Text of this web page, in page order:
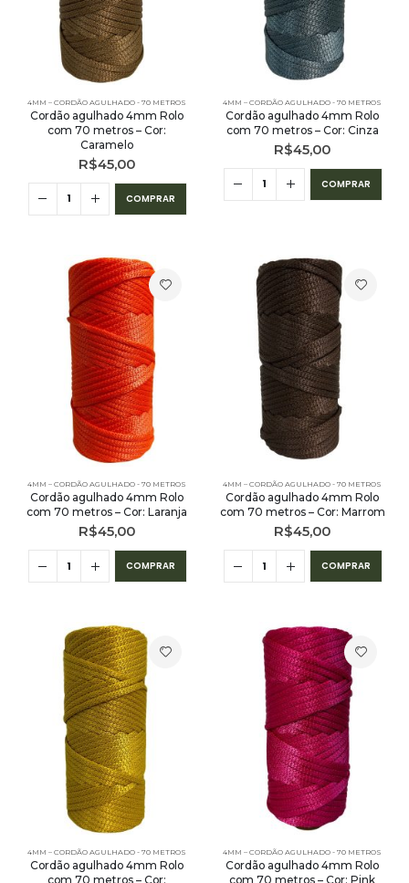
4MM – CORDÃO AGULHADO - 70 METROS
Cordão agulhado 4mm Rolo
com 70 metros – Cor:
Caramelo
R$45,00
COMPRAR
4MM – CORDÃO AGULHADO - 70 METROS
Cordão agulhado 4mm Rolo
com 70 metros – Cor: Cinza
R$45,00
COMPRAR
4MM – CORDÃO AGULHADO - 70 METROS
Cordão agulhado 4mm Rolo
com 70 metros – Cor: Laranja
R$45,00
COMPRAR
4MM – CORDÃO AGULHADO - 70 METROS
Cordão agulhado 4mm Rolo
com 70 metros – Cor: Marrom
R$45,00
COMPRAR
4MM – CORDÃO AGULHADO - 70 METROS
Cordão agulhado 4mm Rolo
com 70 metros – Cor:
4MM – CORDÃO AGULHADO - 70 METROS
Cordão agulhado 4mm Rolo
com 70 metros – Cor: Pink